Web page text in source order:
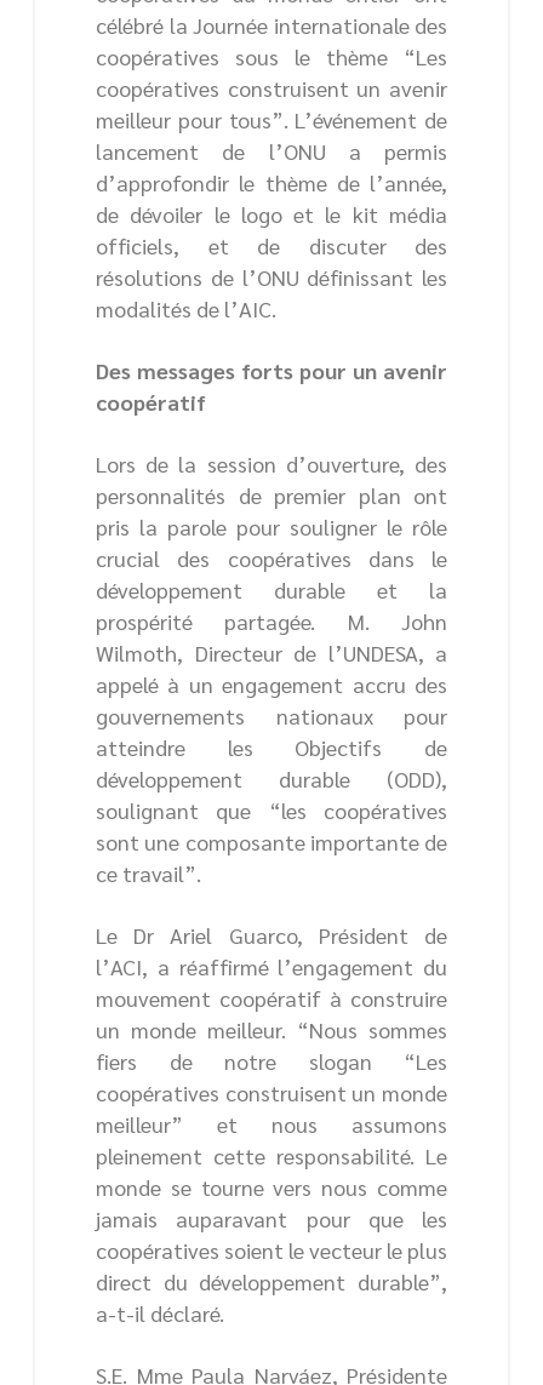
célébré la Journée internationale des
coopératives sous le thème “Les
coopératives construisent un avenir
meilleur pour tous”. L’événement de
lancement de l’ONU a permis
d’approfondir le thème de l’année,
de dévoiler le logo et le kit média
officiels, et de discuter des
résolutions de l’ONU définissant les
modalités de l’AIC.
Des messages forts pour un avenir
coopératif
Lors de la session d’ouverture, des
personnalités de premier plan ont
pris la parole pour souligner le rôle
crucial des coopératives dans le
développement durable et la
prospérité partagée. M. John
Wilmoth, Directeur de l’UNDESA, a
appelé à un engagement accru des
gouvernements nationaux pour
atteindre les Objectifs de
développement durable (ODD),
soulignant que “les coopératives
sont une composante importante de
ce travail”.
Le Dr Ariel Guarco, Président de
l’ACI, a réaffirmé l’engagement du
mouvement coopératif à construire
un monde meilleur. “Nous sommes
fiers de notre slogan “Les
coopératives construisent un monde
meilleur” et nous assumons
pleinement cette responsabilité. Le
monde se tourne vers nous comme
jamais auparavant pour que les
coopératives soient le vecteur le plus
direct du développement durable”,
a-t-il déclaré.
S.E. Mme Paula Narváez, Présidente